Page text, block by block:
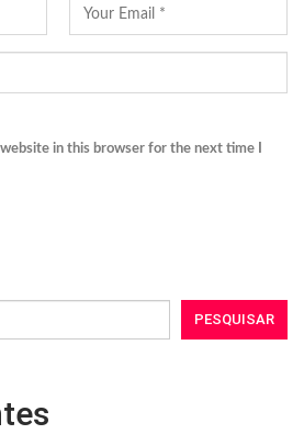
in this browser for the next time I
PESQUISAR